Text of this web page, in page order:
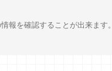
報を確認することが出来ます。